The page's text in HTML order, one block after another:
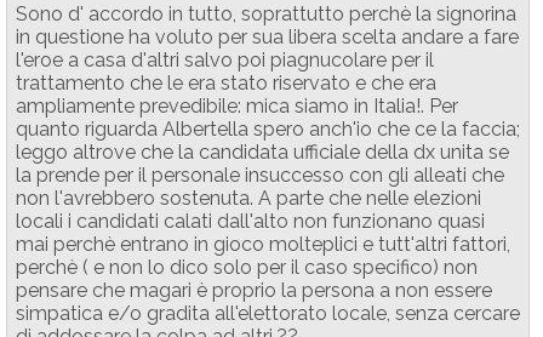
Sono d' accordo in tutto, soprattutto perchè la signorina
in questione ha voluto per sua libera scelta andare a fare
l'eroe a casa d'altri salvo poi piagnucolare per il
trattamento che le era stato riservato e che era
ampliamente prevedibile: mica siamo in Italia!. Per
quanto riguarda Albertella spero anch'io che ce la faccia;
leggo altrove che la candidata ufficiale della dx unita se
la prende per il personale insuccesso con gli alleati che
non l'avrebbero sostenuta. A parte che nelle elezioni
locali i candidati calati dall'alto non funzionano quasi
mai perchè entrano in gioco molteplici e tutt'altri fattori,
perchè ( e non lo dico solo per il caso specifico) non
pensare che magari è proprio la persona a non essere
simpatica e/o gradita all'elettorato locale, senza cercare